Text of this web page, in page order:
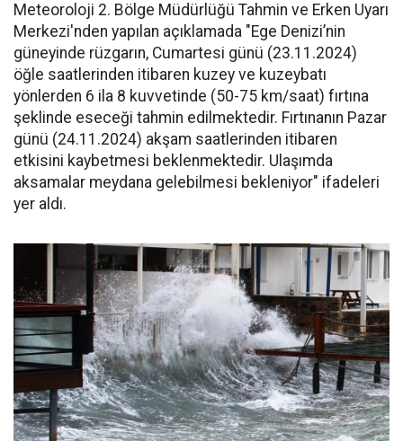
Meteoroloji 2. Bölge Müdürlüğü Tahmin ve Erken Uyarı
Merkezi'nden yapılan açıklamada "Ege Denizi’nin
güneyinde rüzgarın, Cumartesi günü (23.11.2024)
öğle saatlerinden itibaren kuzey ve kuzeybatı
yönlerden 6 ila 8 kuvvetinde (50-75 km/saat) fırtına
şeklinde eseceği tahmin edilmektedir. Fırtınanın Pazar
günü (24.11.2024) akşam saatlerinden itibaren
etkisini kaybetmesi beklenmektedir. Ulaşımda
aksamalar meydana gelebilmesi bekleniyor" ifadeleri
yer aldı.